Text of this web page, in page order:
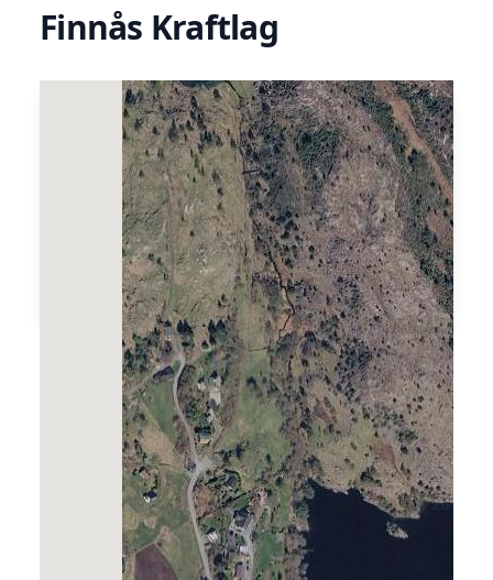
Finnås Kraftlag
Finnås Kraftlag er eit samvirkeføretak.
Føremålet er å skaffa nok energi og syta for
ein sikker og rasjonell energidistribusjon
samt gje eit breibandstilbod til
medlemmane.